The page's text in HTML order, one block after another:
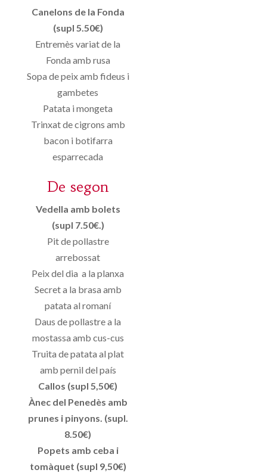
Canelons de la Fonda
(supl 5.50€)
Entremès variat de la
Fonda amb rusa
Sopa de peix amb fideus i
gambetes
Patata i mongeta
Trinxat de cigrons amb
bacon i botifarra
esparrecada
De segon
Vedella amb bolets
(supl 7.50€.)
Pit de pollastre
arrebossat
Peix del dia a la planxa
Secret a la brasa amb
patata al romaní
Daus de pollastre a la
mostassa amb cus-cus
Truita de patata al plat
amb pernil del país
Callos (supl 5,50€)
Ànec del Penedès amb
prunes i pinyons. (supl.
8.50€)
Popets amb ceba i
tomàquet (supl 9,50€)